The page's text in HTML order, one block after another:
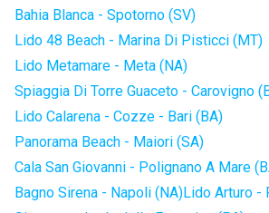
Bahia Blanca - Spotorno (SV)
Lido 48 Beach - Marina Di Pisticci (MT)
Lido Metamare - Meta (NA)
Spiaggia Di Torre Guaceto - Carovigno
Lido Calarena - Cozze - Bari (BA)
Panorama Beach - Maiori (SA)
Cala San Giovanni - Polignano A Mare
Bagno Sirena - Napoli (NA)Lido Arturo -